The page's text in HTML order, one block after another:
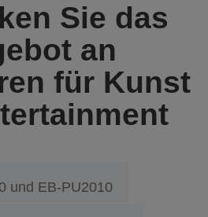
Sie das
an
für Kunst
und EB-PU2010